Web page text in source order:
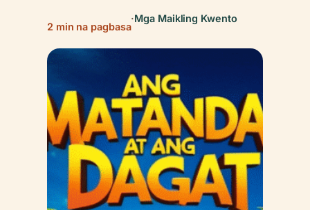
2 min na pagbasa
·Mga Maikling Kwento